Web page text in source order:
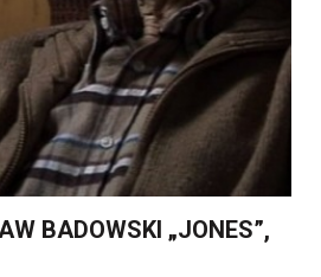
BADOWSKI „JONES”,